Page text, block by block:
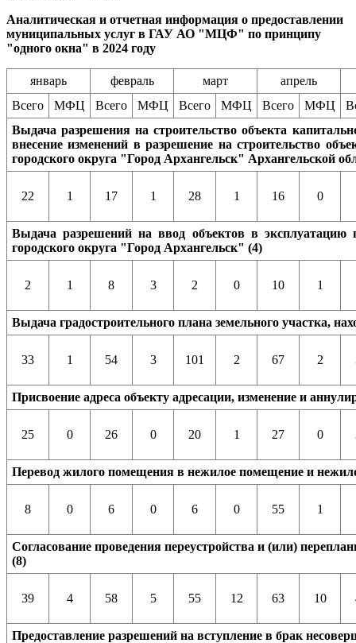
Аналитическая и отчетная информация о предоставлении
муниципальных услуг в ГАУ АО "МЦФ" по принципу
"одного окна" в 2024 году
январь февраль март
апрель
Всего
МФЦ Всего МФЦ Всего МФЦ Всего МФЦ
Выдача разрешения на строительство объекта
внесение изменений в разрешение на строительство
городского округа "Город Архангельск" Архангельской
22 1 17 1 28 1 16 0
Выдача разрешений на ввод объектов в эксплуатацию
городского округа "Город Архангельск" (4)
2 1 8 3 2 0 10 1
Выдача градостроительного плана земельного участка,
33 1 54 3 101 2 67 2
Присвоение адреса объекту адресации, изменение и
25 0 26 0 20 1 27 0
Перевод жилого помещения в нежилое помещение и
8 0 6 0 6 0 55 1
Согласование проведения переустройства и (или)
(8)
39 4 58 5 55 12 63 10
Предоставление разрешений на вступление в брак